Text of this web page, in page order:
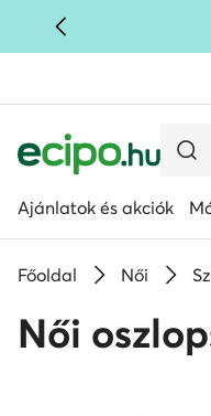
UGRÁS A FŐ
Ajánlatok és akciók
Főoldal Női
Női